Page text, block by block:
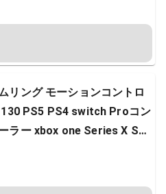
リング モーションコントロ
130 PS5 PS4 switch Proコン
ラー xbox one Series X​ SC